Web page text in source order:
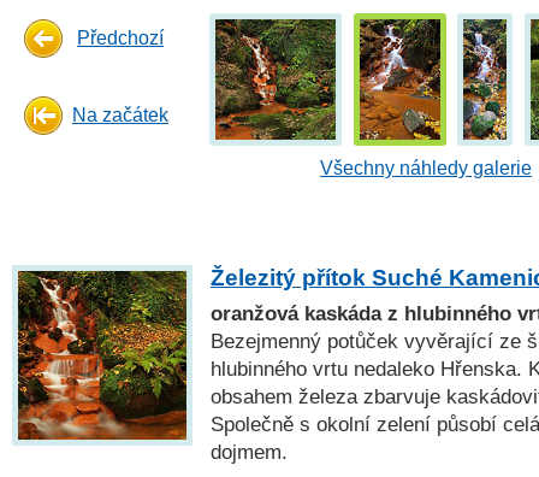
Předchozí
Na začátek
Všechny náhledy galerie
Železitý přítok Suché
oranžová kaskáda z hlubinného
Bezejmenný potůček vyvěrající ze
hlubinného vrtu nedaleko Hřenska.
obsahem železa zbarvuje
Společně s okolní zelení působí
dojmem.